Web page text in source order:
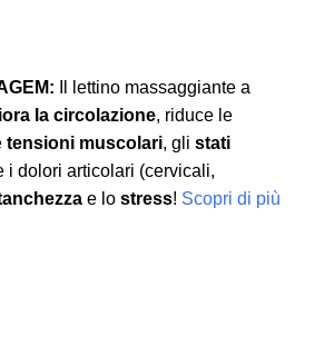
Il lettino massaggiante a
la circolazione, riduce le
tensioni muscolari, gli stati
i dolori articolari (cervicali,
e lo stress! Scopri di più